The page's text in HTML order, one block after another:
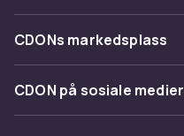
Tilbakekallinger
Varemerker
Om oss
Kundeanmeldelser
Jobbe på CDON
CDONs markedsplass
Merchant Help Center
CDON på sosiale medier